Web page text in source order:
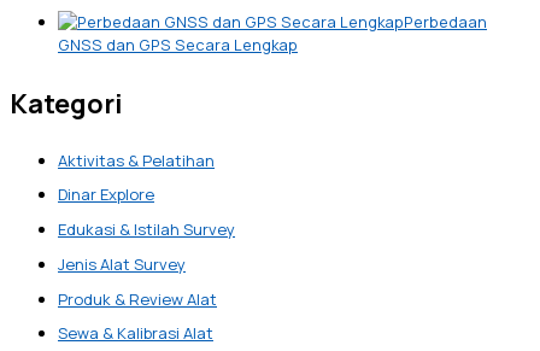
Perbedaan
GNSS dan GPS Secara Lengkap
Kategori
Aktivitas & Pelatihan
Dinar Explore
Edukasi & Istilah Survey
Jenis Alat Survey
Produk & Review Alat
Sewa & Kalibrasi Alat